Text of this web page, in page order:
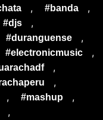
, #banda ,
#djs ,
#duranguense ,
#electronicmusic ,
,
,
, #mashup ,
,